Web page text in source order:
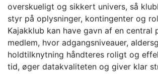
overskueligt og sikkert univers, så
styr på oplysninger, kontingenter og
Kajakklub kan have gavn af en central
medlem, hvor adgangsniveauer,
holdtilknytning håndteres roligt og
tid, øger datakvaliteten og giver klar